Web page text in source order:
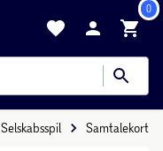
0
Selskabsspil Samtalekort